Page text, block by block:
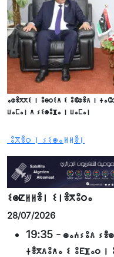
ⴰⵀⴻⴳⴳⵉ ⵏ ⵓⴱⵔⵉⴷ ⵉ ⵓⵞⵀⴻⴷ ⵏ
ⵡⴰⵎⴰⵏ ⴷ ⵢⵉⵙⵓⴼⴰ ⵏ ⵡⴰⵎⴰⵏ
ⵓⴳⴻⵔ ⵏ ⵢⵉⵙⴰⵍⵍⴻⵏ
ⵉⵙⵇⵍⵍⴻⵏ ⵉⵏⴻⴳⵓⵔⴰ
28/07/2026
19:35 - ⵙⴰⵄⵢⵓⴷ
ⵜⴻⴳⴷⵓⴷⴰ ⵉ ⵓⴹⴼⴰⵔ ⵏ